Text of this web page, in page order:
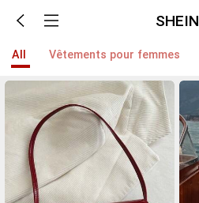
SHEIN
All Vêtements pour femmes